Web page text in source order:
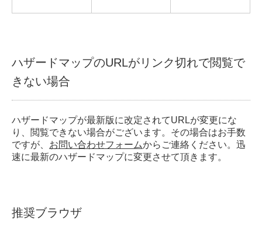
ハザードマップのURLがリンク切れで閲覧で
きない場合
ハザードマップが最新版に改定されてURLが変更にな
り、閲覧できない場合がございます。その場合はお手数
ですが、 お問い合わせフォームからご連絡ください。迅
速に最新のハザードマップに変更させて頂きます。
推奨ブラウザ